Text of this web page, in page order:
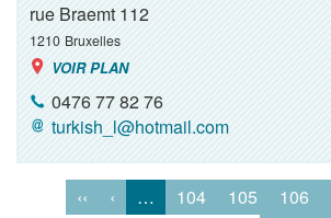
rue Braemt 112
1210 Bruxelles
VOIR PLAN
0476 77 82 76
turkish_l@hotmail.com
‹‹ ‹ … 104 105 106